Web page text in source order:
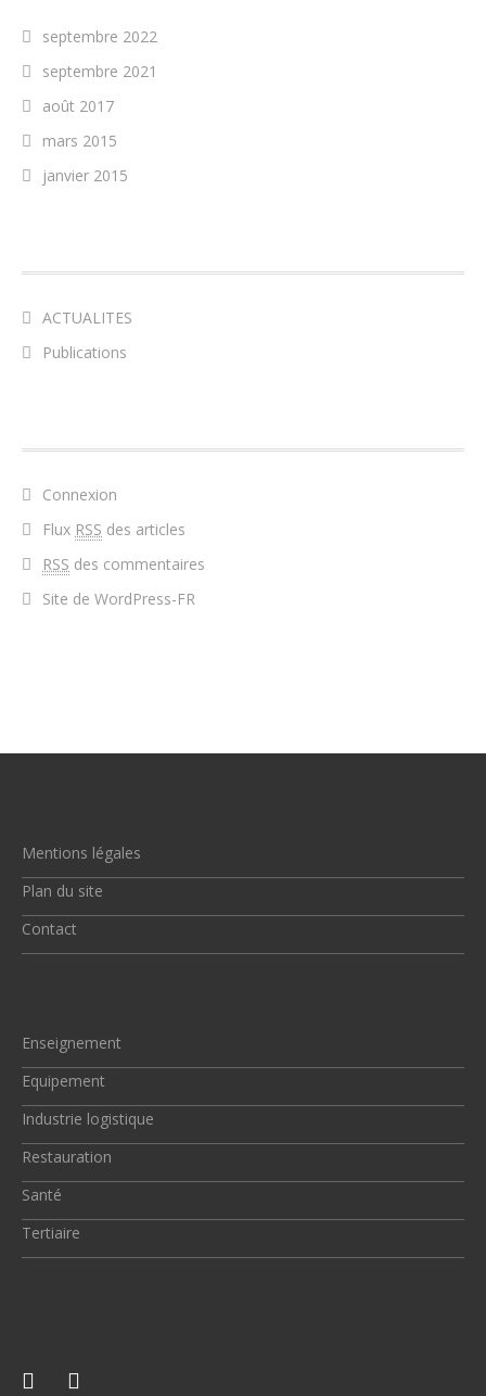
septembre 2022
septembre 2021
août 2017
mars 2015
janvier 2015
ACTUALITES
Publications
Connexion
Flux RSS des articles
RSS des commentaires
Site de WordPress-FR
Mentions légales
Plan du site
Contact
Enseignement
Equipement
Industrie logistique
Restauration
Santé
Tertiaire